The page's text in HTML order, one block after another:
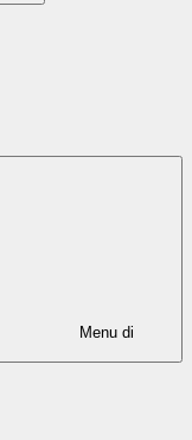
Menu di